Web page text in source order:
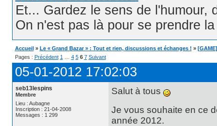
Et... Gardez le sens de l'humour,
On n'est pas là pour se prendre
Accueil » Le « Grand Bazar » : Tout et rien, discussions et échanges ! »
Pages : Précédent 1 4 5 6 7 Suivant
05-01-2012 17:02:03
seb13lespins
Membre
Lieu : Aubagne
Inscription : 21-04-2008
Messages : 1 299
Salut à tous
Je vous souhaite en ce
année 2012.